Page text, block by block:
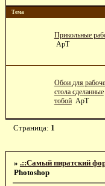
Тема
Прикольные
ApT
Обои для
стола сделанные
тобой ApT
Страница: 1
» .::Самый пиратский
Photoshop